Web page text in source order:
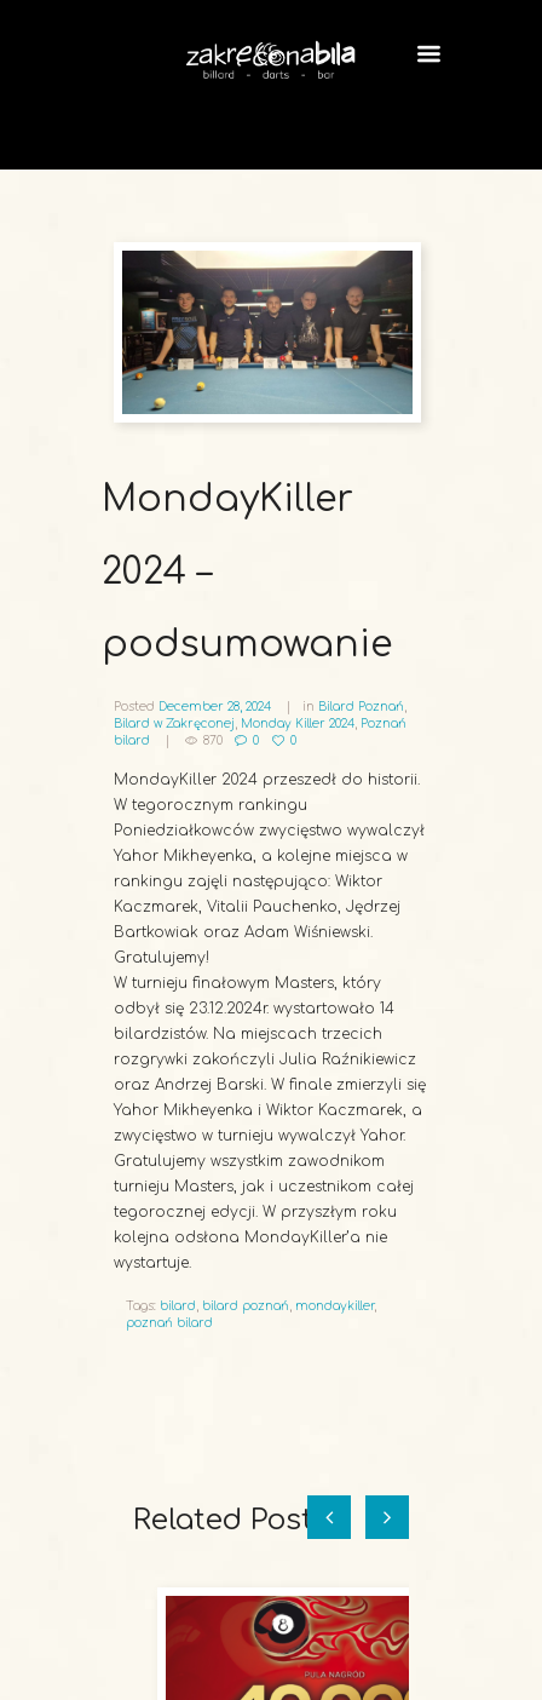
MondayKiller
2024 –
podsumowanie
Posted December 28, 2024 in Bilard Poznań
Bilard w Zakręconej
Monday Killer 2024 Poznań
bilard
870 0 0
MondayKiller 2024 przeszedł do historii.
W tegorocznym rankingu
Poniedziałkowców zwycięstwo wywalczył
Yahor Mikheyenka, a kolejne miejsca w
rankingu zajęli następująco: Wiktor
Kaczmarek, Vitalii Pauchenko, Jędrzej
Bartkowiak oraz Adam Wiśniewski.
Gratulujemy!
W turnieju finałowym Masters, który
odbył się 23.12.2024r. wystartowało 14
bilardzistów. Na miejscach trzecich
rozgrywki zakończyli Julia Raźnikiewicz
oraz Andrzej Barski. W finale zmierzyli się
Yahor Mikheyenka i Wiktor Kaczmarek, a
zwycięstwo w turnieju wywalczył Yahor.
Gratulujemy wszystkim zawodnikom
turnieju Masters, jak i uczestnikom całej
tegorocznej edycji. W przyszłym roku
kolejna odsłona MondayKiller’a nie
wystartuje.
Tags: bilard bilard poznań mondaykiller,
poznań bilard
Related Posts